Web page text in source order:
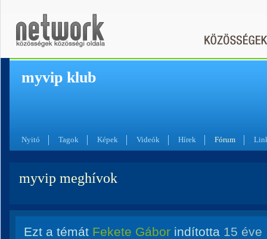
myvip klub
Nyitó Tagok Képek Videók Hírek Fórum
myvip meghívok
Ezt a témát Fekete Gábor indította 15 éve